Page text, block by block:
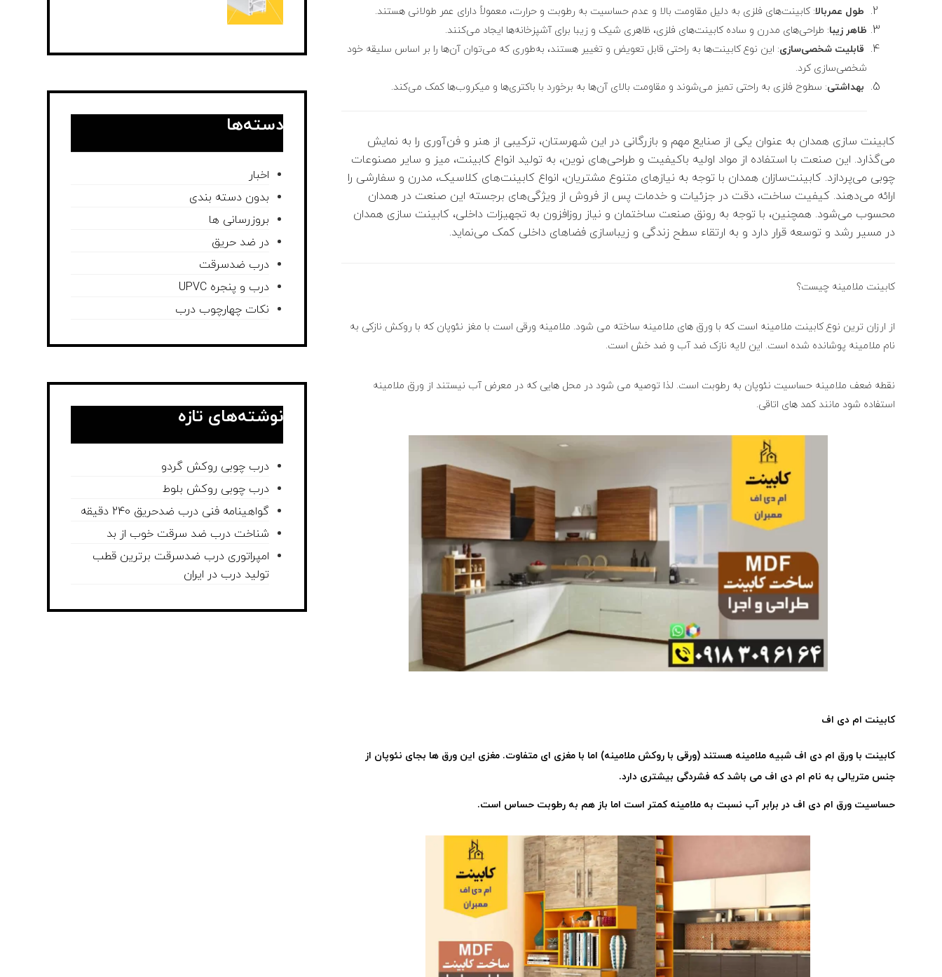
طول عمربالا: کابینت‌های فلزی به دلیل مقاومت بالا و عدم حساسیت به رطوبت و حرارت، معمولاً دارای عمر طولانی هستند.
ظاهر زیبا: طراحی‌های مدرن و ساده کابینت‌های فلزی، ظاهری شیک و زیبا برای آشپزخانه‌ها ایجاد می‌کنند.
قابلیت شخصی‌سازی: این نوع کابینت‌ها به راحتی قابل تعویض و تغییر هستند، به‌طوری که می‌توان آن‌ها را بر اساس سلیقه خود
شخصی‌سازی کرد.
بهداشتی: سطوح فلزی به راحتی تمیز می‌شوند و مقاومت بالای آن‌ها به برخورد با باکتری‌ها و میکروب‌ها کمک می‌کند.
کابینت سازی همدان به عنوان یکی از صنایع مهم و بازرگانی در این شهرستان، ترکیبی از هنر و فن‌آوری را به نمایش
می‌گذارد. این صنعت با استفاده از مواد اولیه باکیفیت و طراحی‌های نوین، به تولید انواع کابینت، میز و سایر مصنوعات
چوبی می‌پردازد. کابینت‌سازان همدان با توجه به نیازهای متنوع مشتریان، انواع کابینت‌های کلاسیک، مدرن و سفارشی را
ارائه می‌دهند. کیفیت ساخت، دقت در جزئیات و خدمات پس از فروش از ویژگی‌های برجسته این صنعت در همدان
محسوب می‌شود. همچنین، با توجه به رونق صنعت ساختمان و نیاز روزافزون به تجهیزات داخلی، کابینت سازی همدان
در مسیر رشد و توسعه قرار دارد و به ارتقاء سطح زندگی و زیباسازی فضاهای داخلی کمک می‌نماید.
کابینت ملامینه چیست؟
از ارزان ترین نوع کابینت ملامینه است که با ورق های ملامینه ساخته می شود. ملامینه ورقی است با مغز نئوپان که با روکش نازکی به
نام ملامینه پوشانده شده است. این لایه نازک ضد آب و ضد خش است.
نقطه ضعف ملامینه حساسیت نئوپان به رطوبت است. لذا توصیه می شود در محل هایی که در معرض آب نیستند از ورق ملامینه
استفاده شود مانند کمد های اتاقی.
کابینت ام دی اف
کابینت با ورق ام دی اف شبیه ملامینه هستند (ورقی با روکش ملامینه) اما با مغزی ای متفاوت. مغزی این ورق ها بجای نئوپان از
جنس متریالی به نام ام دی اف می باشد که فشردگی بیشتری دارد.
حساسیت ورق ام دی اف در برابر آب نسبت به ملامینه کمتر است اما باز هم به رطوبت حساس است.
دسته‌ها
اخبار
بدون دسته بندی
بروزرسانی ها
در ضد حریق
درب ضدسرقت
درب و پنجره UPVC
نکات چهارچوب درب
نوشته‌های تازه
درب چوبی روکش گردو
درب چوبی روکش بلوط
گواهینامه فنی درب ضدحریق 240 دقیقه
شناخت درب ضد سرقت خوب از بد
امپراتوری درب ضدسرقت برترین قطب
تولید درب در ایران